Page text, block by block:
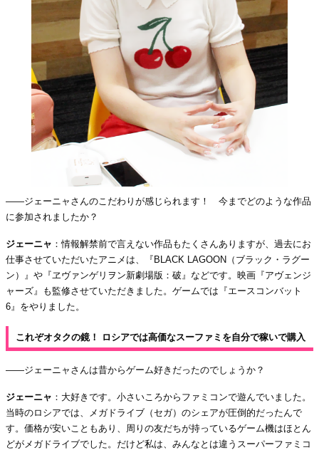
――ジェーニャさんのこだわりが感じられます！ 今までどのような作品
に参加されましたか？
ジェーニャ ：情報解禁前で言えない作品もたくさんありますが、過去にお
仕事させていただいたアニメは、『BLACK LAGOON（ブラック・ラグー
ン）』や『ヱヴァンゲリヲン新劇場版：破』などです。映画『アヴェンジ
ャーズ』も監修させていただきました。ゲームでは『エースコンバット
6』をやりました。
これぞオタクの鏡！ ロシアでは高価なスーファミを自分で稼いで購入
――ジェーニャさんは昔からゲーム好きだったのでしょうか？
ジェーニャ ：大好きです。小さいころからファミコンで遊んでいました。
当時のロシアでは、メガドライブ（セガ）のシェアが圧倒的だったんで
す。価格が安いこともあり、周りの友だちが持っているゲーム機はほとん
どがメガドライブでした。だけど私は、みんなとは違うスーパーファミコ